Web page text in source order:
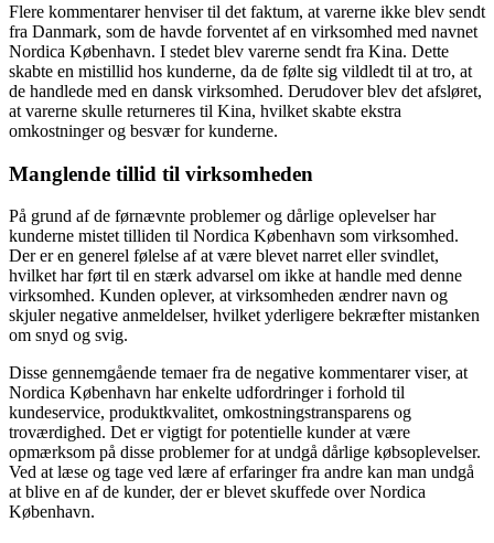
Flere kommentarer henviser til det faktum, at varerne ikke blev sendt
fra Danmark, som de havde forventet af en virksomhed med navnet
Nordica København. I stedet blev varerne sendt fra Kina. Dette
skabte en mistillid hos kunderne, da de følte sig vildledt til at tro, at
de handlede med en dansk virksomhed. Derudover blev det afsløret,
at varerne skulle returneres til Kina, hvilket skabte ekstra
omkostninger og besvær for kunderne.
Manglende tillid til virksomheden
På grund af de førnævnte problemer og dårlige oplevelser har
kunderne mistet tilliden til Nordica København som virksomhed.
Der er en generel følelse af at være blevet narret eller svindlet,
hvilket har ført til en stærk advarsel om ikke at handle med denne
virksomhed. Kunden oplever, at virksomheden ændrer navn og
skjuler negative anmeldelser, hvilket yderligere bekræfter mistanken
om snyd og svig.
Disse gennemgående temaer fra de negative kommentarer viser, at
Nordica København har enkelte udfordringer i forhold til
kundeservice, produktkvalitet, omkostningstransparens og
troværdighed. Det er vigtigt for potentielle kunder at være
opmærksom på disse problemer for at undgå dårlige købsoplevelser.
Ved at læse og tage ved lære af erfaringer fra andre kan man undgå
at blive en af de kunder, der er blevet skuffede over Nordica
København.